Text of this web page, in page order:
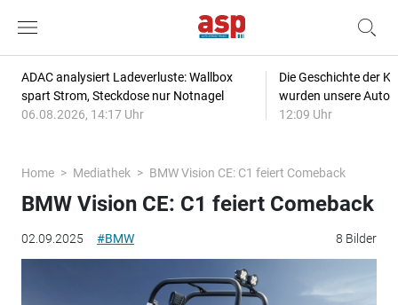
ADAC analysiert Ladeverluste: Wallbox
spart Strom, Steckdose nur Notnagel
06.08.2026, 14:17 Uhr
Die Geschichte der
wurden unsere
12:09 Uhr
Home Mediathek BMW Vision CE: C1 feiert Comeback
02.09.2025 #BMW 8 Bilder
BMW Vision CE: C1 feiert Comeback